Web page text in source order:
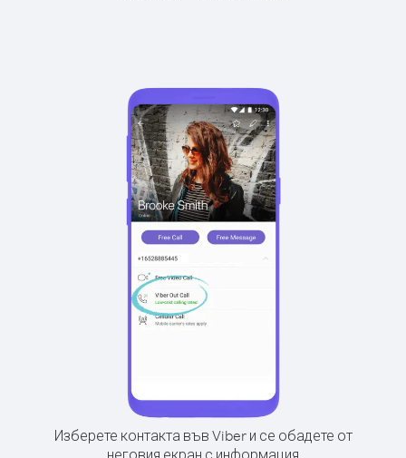
Изберете контакта във Viber и се обадете от
неговия екран с информация